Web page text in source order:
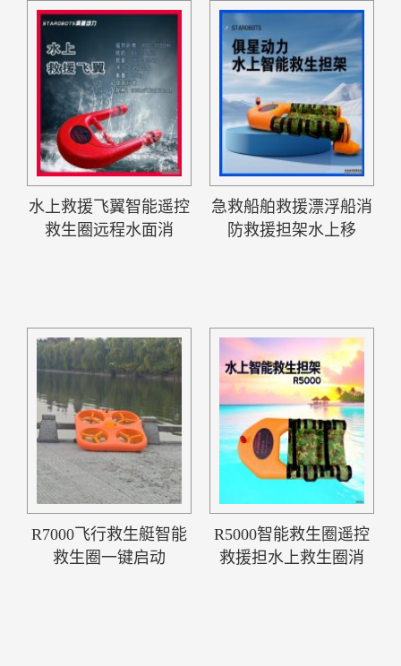
水上救援飞翼智能遥控
救生圈远程水面消
急救船舶救援漂浮船消
防救援担架水上移
R7000飞行救生艇智能
救生圈一键启动
R5000智能救生圈遥控
救援担水上救生圈消